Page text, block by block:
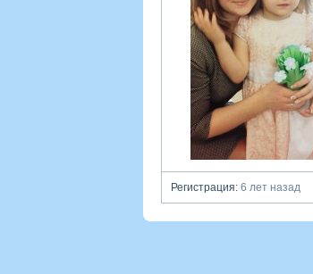
Регистрация: 6 лет назад